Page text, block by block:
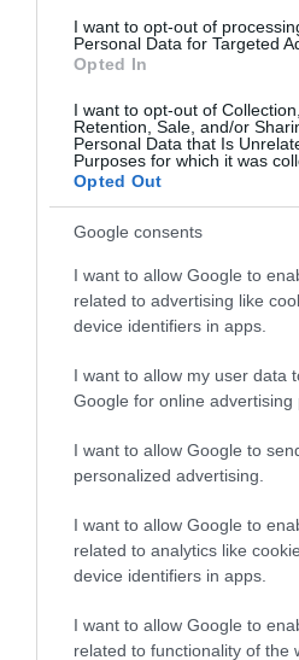
I want to opt-out of
Personal Data for Targeted
Opted In
I want to opt-out of
Retention, Sale, and/or
Personal Data that Is
Purposes for which it was
Opted Out
Google consents
I want to allow Google to
related to advertising like
device identifiers in apps.
I want to allow my user data
Google for online advertising
I want to allow Google to
personalized advertising.
I want to allow Google to
related to analytics like
device identifiers in apps.
I want to allow Google to
related to functionality of the
Categoría
Cuidado personal y
Subcategoría
Cuidado personal
Supermercado
EL CORTE INGLÉS
05 May 2023
Información general
La Leche Limpiadora Suave
suavemente la piel, elimina